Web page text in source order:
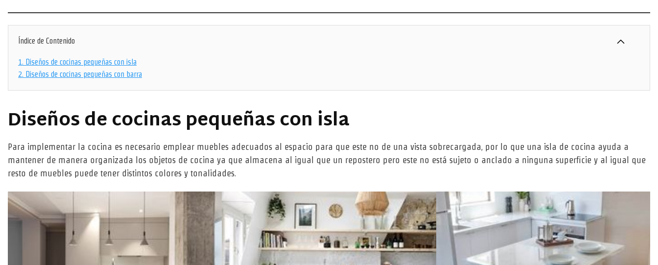
Índice de Contenido
1. Diseños de cocinas pequeñas con isla
2. Diseños de cocinas pequeñas con barra
Diseños de cocinas pequeñas con isla
Para implementar la cocina es necesario emplear muebles adecuados al espacio para que este no de una vista sobrecargada, por lo que una isla de cocina ayuda a
mantener de manera organizada los objetos de cocina ya que almacena al igual que un repostero pero este no está sujeto o anclado a ninguna superficie y al igual que
resto de muebles puede tener distintos colores y tonalidades.